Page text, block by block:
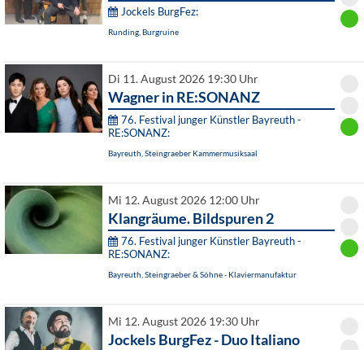
Jockels BurgFez:
Runding, Burgruine
Di 11. August 2026 19:30 Uhr
Wagner in RE:SONANZ
76. Festival junger Künstler Bayreuth -
RE:SONANZ:
Bayreuth, Steingraeber Kammermusiksaal
Mi 12. August 2026 12:00 Uhr
Klangräume. Bildspuren 2
76. Festival junger Künstler Bayreuth -
RE:SONANZ:
Bayreuth, Steingraeber & Söhne - Klaviermanufaktur
Mi 12. August 2026 19:30 Uhr
Jockels BurgFez - Duo Italiano